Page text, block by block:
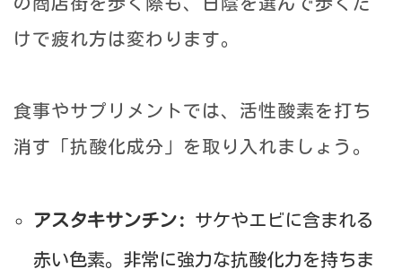
けで疲れ方は変わります。
食事やサプリメントでは、活性酸素を打ち
消す「抗酸化成分」を取り入れましょう。
アスタキサンチン: サケやエビに含まれる
赤い色素。非常に強力な抗酸化力を持ちま